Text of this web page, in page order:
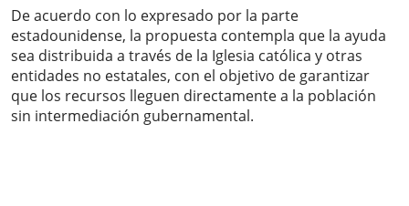
De acuerdo con lo expresado por la parte
estadounidense, la propuesta contempla que la ayuda
sea distribuida a través de la Iglesia católica y otras
entidades no estatales, con el objetivo de garantizar
que los recursos lleguen directamente a la población
sin intermediación gubernamental.